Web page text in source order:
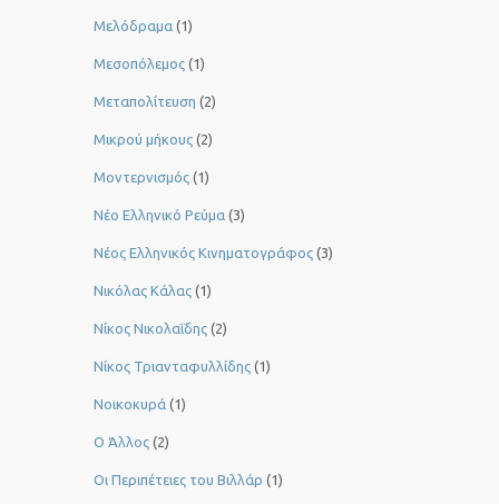
Μελόδραμα (1)
Μεσοπόλεμος (1)
Μεταπολίτευση (2)
Μικρού μήκους (2)
Μοντερνισμός (1)
Νέο Ελληνικό Ρεύμα (3)
Νέος Ελληνικός Κινηματογράφος (3)
Νικόλας Κάλας (1)
Νίκος Νικολαΐδης (2)
Νίκος Τριανταφυλλίδης (1)
Νοικοκυρά (1)
Ο Άλλος (2)
Οι Περιπέτειες του Βιλλάρ (1)